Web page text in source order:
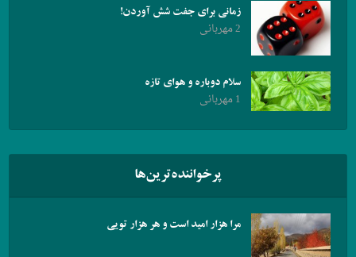
زمانی برای جفت شش آوردن!
2 مهربانی
سلام دوباره و هوای تازه
1 مهربانی
پرخواننده‌ترین‌ها
مرا هزار امید است و هر هزار تویی